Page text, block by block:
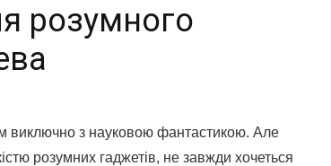
розумного
виключно з науковою фантастикою. Але
розумних гаджетів, не завжди хочеться